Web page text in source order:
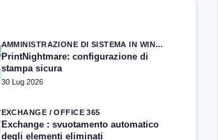
AMMINISTRAZIONE DI SISTEMA IN WINDOWS SERVER
PrintNightmare: configurazione di
stampa sicura
30 Lug 2026
EXCHANGE / OFFICE 365
Exchange : svuotamento automatico
degli elementi eliminati